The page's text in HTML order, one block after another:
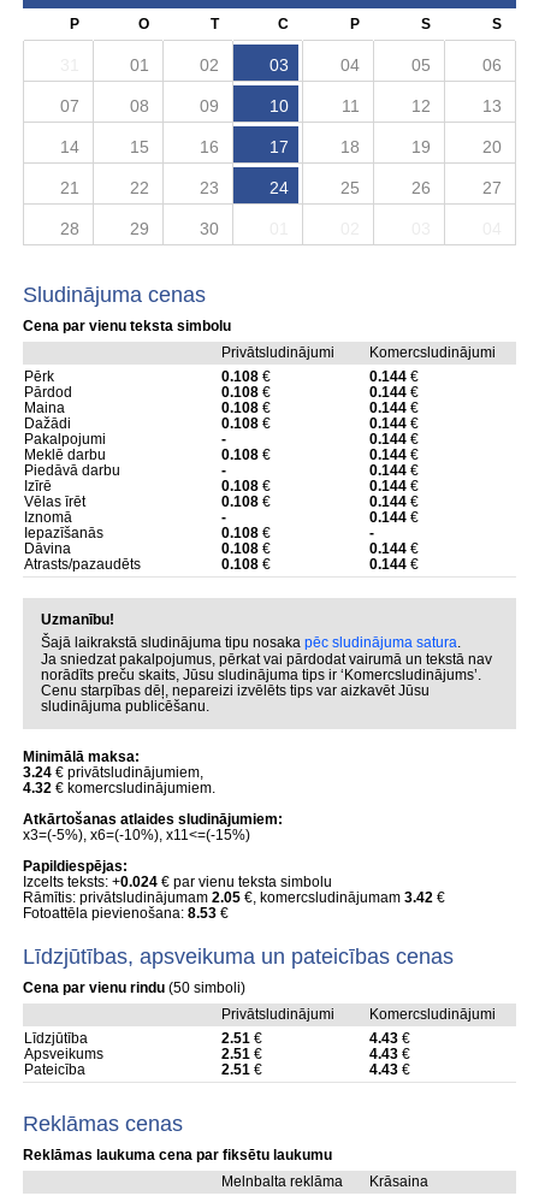
P
O T C P S S
01 02 03 04 05 06
07 08 09 10 11 12 13
14 15 16 17 18 19 20
21 22 23 24 25 26 27
28 29 30
Sludinājuma cenas
Cena par vienu teksta simbolu
Privātsludinājumi
Komercsludinājumi
Pērk
0.108€ 0.144€
Pārdod
0.108€ 0.144€
Maina
0.108€ 0.144€
Dažādi
0.108€ 0.144€
Pakalpojumi
- 0.144€
Meklē darbu
0.108€ 0.144€
Piedāvā darbu
- 0.144€
Izīrē
0.108€ 0.144€
Vēlas īrēt
0.108€ 0.144€
Iznomā
- 0.144€
Iepazīšanās
0.108€
-
Dāvina
0.108€ 0.144€
Atrasts/pazaudēts
0.108€ 0.144€
Uzmanību!
Šajā laikrakstā sludinājuma tipu nosaka pēc sludinājuma satura.
Ja sniedzat pakalpojumus, pērkat vai pārdodat vairumā un tekstā nav
norādīts preču skaits, Jūsu sludinājuma tips ir ‘Komercsludinājums’.
Cenu starpības dēļ, nepareizi izvēlēts tips var aizkavēt Jūsu
sludinājuma publicēšanu.
Minimālā maksa:
3.24€ privātsludinājumiem,
4.32€ komercsludinājumiem.
Atkārtošanas atlaides sludinājumiem:
x3=(-5%), x6=(-10%), x11<=(-15%)
Papildiespējas:
Izcelts teksts: +0.024€ par vienu teksta simbolu
Rāmītis: privātsludinājumam 2.05€, komercsludinājumam 3.42€
Fotoattēla pievienošana: 8.53€
Līdzjūtības, apsveikuma un pateicības cenas
Cena par vienu rindu (50 simboli)
Privātsludinājumi
Komercsludinājumi
Līdzjūtība
2.51€ 4.43€
Apsveikums
2.51€ 4.43€
Pateicība
2.51€ 4.43€
Reklāmas cenas
Reklāmas laukuma cena par fiksētu laukumu
Melnbalta reklāma
Krāsaina